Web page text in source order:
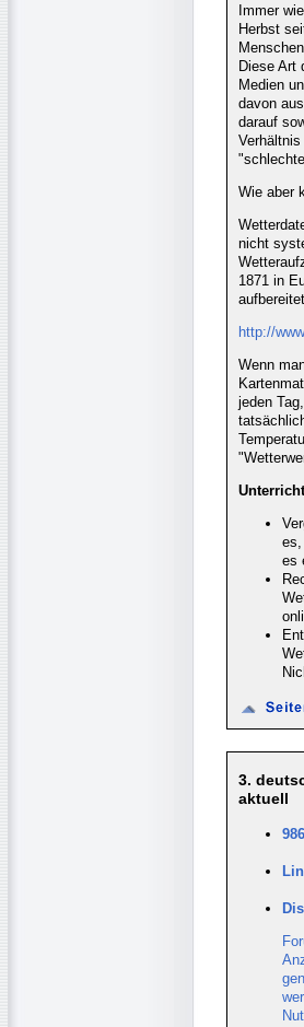
Immer
Herbst
Diese Art
Medien
davon
darauf
Wie aber
nicht
1871 in
http://
Wenn
jeden
es,
es
3.
aktuell